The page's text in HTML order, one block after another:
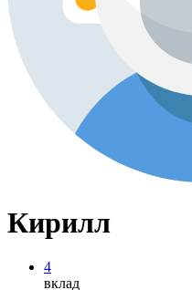
Кирилл
4
вклад